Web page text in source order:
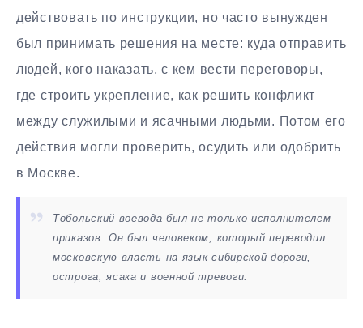
действовать по инструкции, но часто вынужден
был принимать решения на месте: куда отправить
людей, кого наказать, с кем вести переговоры,
где строить укрепление, как решить конфликт
между служилыми и ясачными людьми. Потом его
действия могли проверить, осудить или одобрить
в Москве.
Тобольский воевода был не только исполнителем
приказов. Он был человеком, который переводил
московскую власть на язык сибирской дороги,
острога, ясака и военной тревоги.